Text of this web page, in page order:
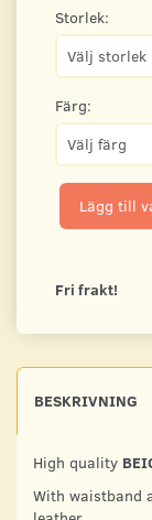
Storlek:
Färg:
Lägg till
Fri frakt!
BESKRIVNING
High quality
With waistband